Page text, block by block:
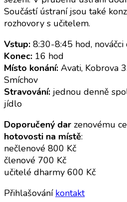
Součástí ústraní jsou také
rozhovory s učitelem.
Vstup: 8:30-8:45 hod,
Konec: 16 hod
Místo konání: Avati, Kobrova
Smíchov
Stravování: jednou denně
jídlo
Doporučený dar zenovému
hotovosti na místě:
nečlenové 800 Kč
členové 700 Kč
učitelé dharmy 600 Kč
Přihlašování kontakt